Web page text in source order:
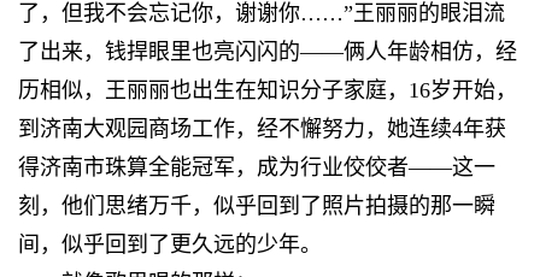
了，但我不会忘记你，谢谢你……”王丽丽的眼泪流
了出来，钱捍眼里也亮闪闪的——俩人年龄相仿，经
历相似，王丽丽也出生在知识分子家庭，16岁开始，
到济南大观园商场工作，经不懈努力，她连续4年获
得济南市珠算全能冠军，成为行业佼佼者——这一
刻，他们思绪万千，似乎回到了照片拍摄的那一瞬
间，似乎回到了更久远的少年。